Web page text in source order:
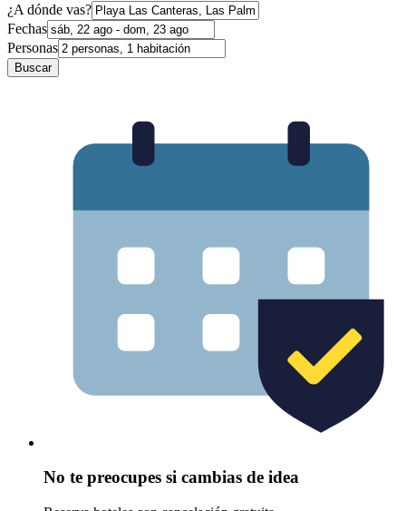
¿A dónde vas?
Fechas
Personas
Buscar
No te preocupes si cambias de idea